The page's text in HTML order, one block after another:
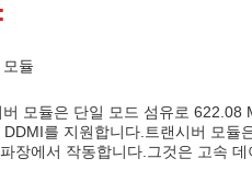
듈
모듈은 단일 모드 섬유로
DDMI를 지원합니다.트랜시버 모듈
장에서 작동합니다.그것은 고속